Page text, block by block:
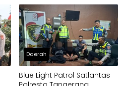
Daerah
Blue Light Patrol Satlantas